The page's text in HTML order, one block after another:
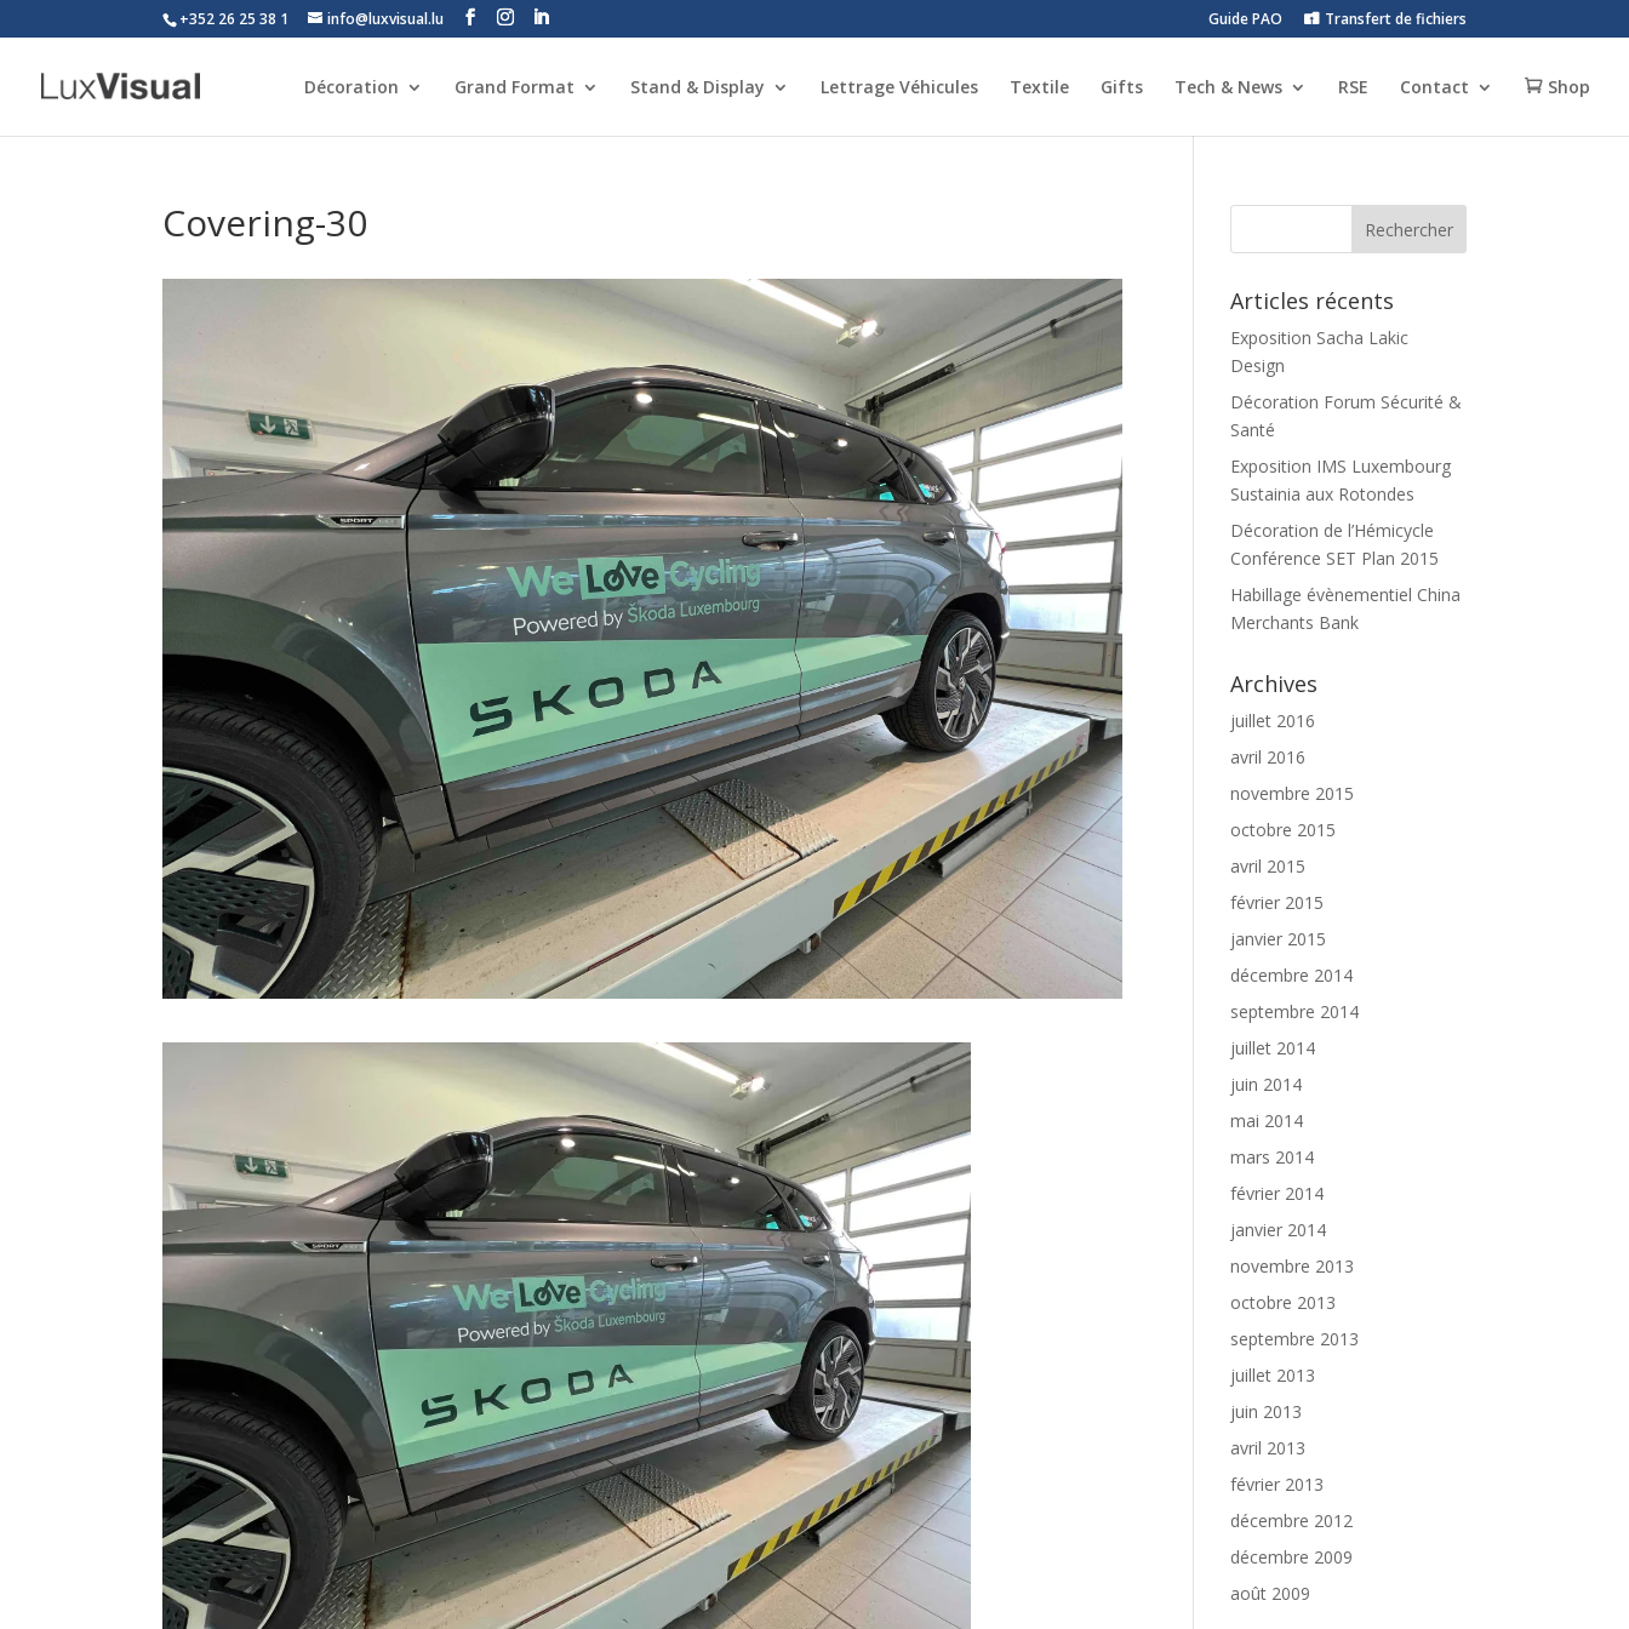
+352 26 25 38 1 info@luxvisual.lu Guide PAO Transfert de fichiers
Décoration Grand Format Stand & Display Lettrage Véhicules Textile Gifts Tech & News RSE Contact Shop
Covering-30
Articles récents
Exposition Sacha Lakic
Design
Décoration Forum Sécurité &
Santé
Exposition IMS Luxembourg
Sustainia aux Rotondes
Décoration de l’Hémicycle
Conférence SET Plan 2015
Habillage évènementiel China
Merchants Bank
Archives
juillet 2016
avril 2016
novembre 2015
octobre 2015
avril 2015
février 2015
janvier 2015
décembre 2014
septembre 2014
juillet 2014
juin 2014
mai 2014
mars 2014
février 2014
janvier 2014
novembre 2013
octobre 2013
septembre 2013
juillet 2013
juin 2013
avril 2013
février 2013
décembre 2012
décembre 2009
août 2009